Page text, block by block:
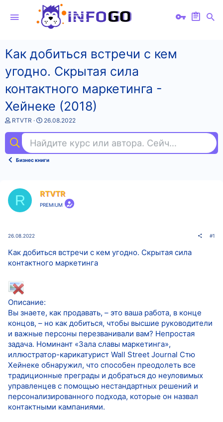
Как добиться встречи с кем
угодно. Скрытая сила
контактного маркетинга -
Хейнеке (2018)
А
т
о
т
RTVTR
Д
а
н
а
а
26.08.2022
Найдите курс или автора. Сейчас ищут
Бизнес книги
R RTVTR
PREMIUM
26.08.2022 #1
Как добиться встречи с кем угодно. Скрытая сила
контактного маркетинга
Описание:
Вы знаете, как продавать, – это ваша работа, в конце
концов, – но как добиться, чтобы высшие руководители
и важные персоны перезванивали вам? Непростая
задача. Номинант «Зала славы маркетинга»,
иллюстратор-карикатурист Wall Street Journal Стю
Хейнеке обнаружил, что способен преодолеть все
традиционные преграды и добраться до неуловимых
управленцев с помощью нестандартных решений и
персонализированного подхода, которые он назвал
контактными кампаниями.